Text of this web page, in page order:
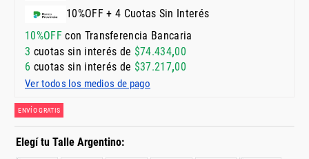
10%OFF + 4 Cuotas Sin Interés
10%OFFcon Transferencia Bancaria
3 cuotas sin interés de $74.434,00
6 cuotas sin interés de $37.217,00
Ver todos los medios de pago
ENVÍO GRATIS